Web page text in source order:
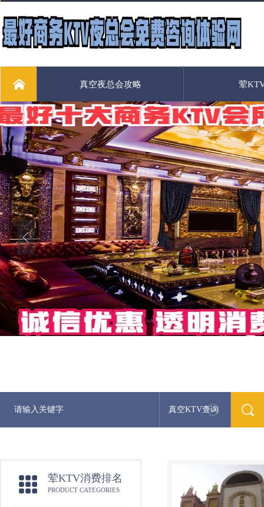
真空夜总会攻略 荤
真空KTV查询
荤KTV消费排名
PRODUCT CATEGORIES